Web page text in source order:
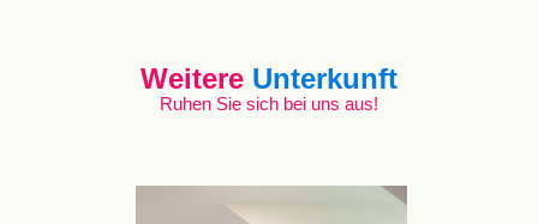
Weitere Unterkunft
Ruhen Sie sich bei uns aus!